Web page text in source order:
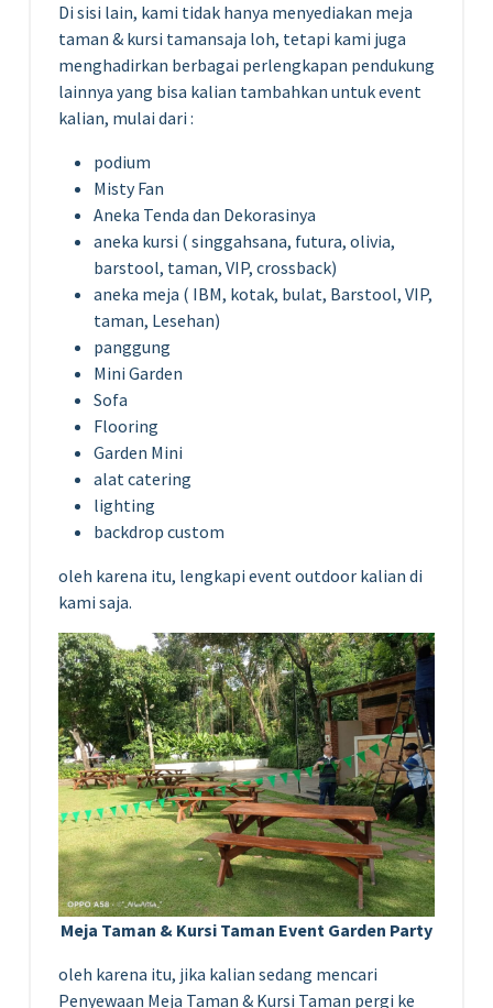
Di sisi lain, kami tidak hanya menyediakan meja
taman & kursi tamansaja loh, tetapi kami juga
menghadirkan berbagai perlengkapan pendukung
lainnya yang bisa kalian tambahkan untuk event
kalian, mulai dari :
podium
Misty Fan
Aneka Tenda dan Dekorasinya
aneka kursi ( singgahsana, futura, olivia,
barstool, taman, VIP, crossback)
aneka meja ( IBM, kotak, bulat, Barstool, VIP,
taman, Lesehan)
panggung
Mini Garden
Sofa
Flooring
Garden Mini
alat catering
lighting
backdrop custom
oleh karena itu, lengkapi event outdoor kalian di
kami saja.
Meja Taman & Kursi Taman Event Garden Party
oleh karena itu, jika kalian sedang mencari
Penyewaan Meja Taman & Kursi Taman pergi ke